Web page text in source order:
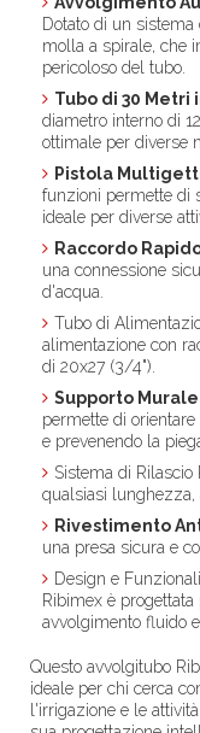
Dotato di un
molla a spirale, che
pericoloso del tubo.
Tubo di 30 Metri
diametro interno di
ottimale per diverse
Pistola
funzioni permette di
ideale per diverse
Raccordo
una connessione
d'acqua.
Tubo di
alimentazione con
di 20x27 (3/4").
Supporto
permette di
e prevenendo la
Sistema di Rilascio
qualsiasi lunghezza,
Rivestimento
una presa sicura e
Design e
Ribimex è
avvolgimento fluido
Questo avvolgitubo
ideale per chi cerca
l'irrigazione e le